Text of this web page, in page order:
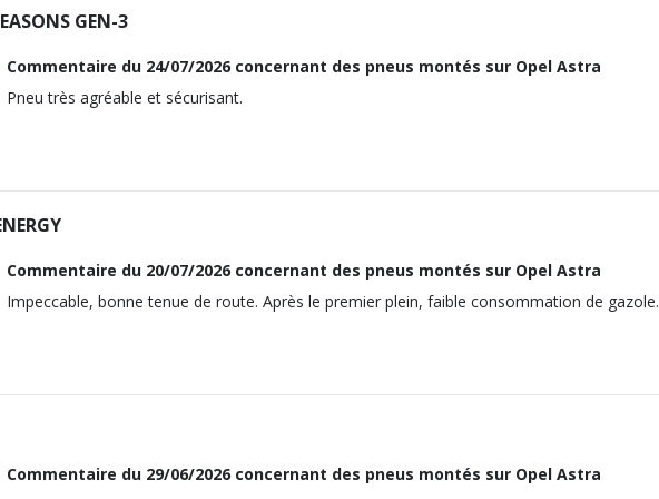
conseillons de contacter directement le constructeur.
2014 1.6 (116CV)
conseillons de contacter directement le constructeur.
Traction avant
2014 1.7 CDTI (110CV)
115
conseillons de contacter directement le constructeur.
1686
GEN-3
Commentaire du 24/07/2026concernant des pneus montés sur Opel Astra
Pneu très agréable et sécurisant.
Commentaire du 20/07/2026concernant des pneus montés sur Opel Astra
Impeccable, bonne tenue de route. Après le premier plein, faible consommation de gazole.
Commentaire du 29/06/2026concernant des pneus montés sur Opel Astra